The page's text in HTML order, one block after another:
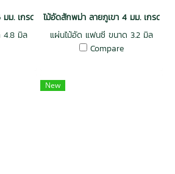
มม. เกรด AA / E2
4.8 มิล
ไม้อัดสักพม่า ลายภูเขา 4 มม. เกรด
แผ่นไม้อัด แฟนซี ขนาด 3.2 มิล
Compare
New